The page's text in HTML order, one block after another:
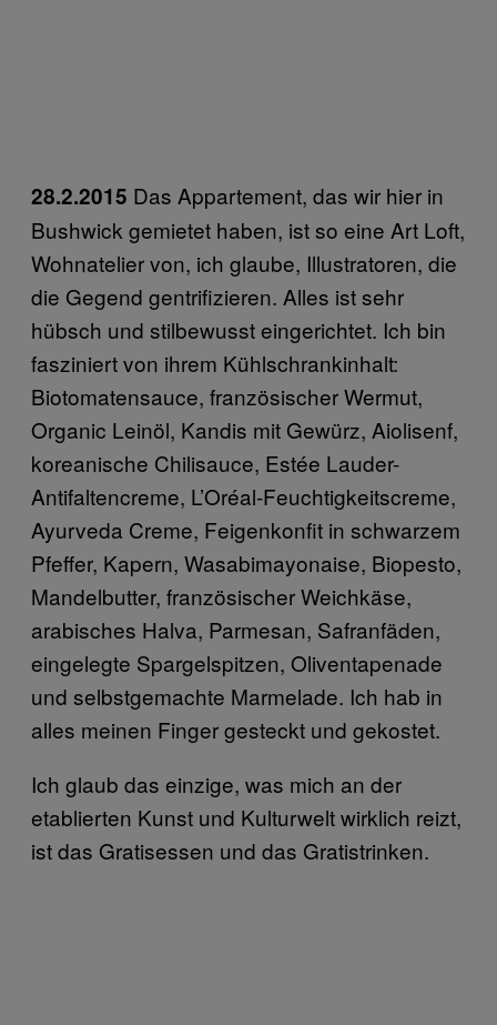
28.2.2015 Das Appartement, das wir hier in
Bushwick gemietet haben, ist so eine Art Loft,
Wohnatelier von, ich glaube, Illustratoren, die
die Gegend gentrifizieren. Alles ist sehr
hübsch und stilbewusst eingerichtet. Ich bin
fasziniert von ihrem Kühlschrankinhalt:
Biotomatensauce, französischer Wermut,
Organic Leinöl, Kandis mit Gewürz, Aiolisenf,
koreanische Chilisauce, Estée Lauder-
Antifaltencreme, L’Oréal-Feuchtigkeitscreme,
Ayurveda Creme, Feigenkonfit in schwarzem
Pfeffer, Kapern, Wasabimayonaise, Biopesto,
Mandelbutter, französischer Weichkäse,
arabisches Halva, Parmesan, Safranfäden,
eingelegte Spargelspitzen, Oliventapenade
und selbstgemachte Marmelade. Ich hab in
alles meinen Finger gesteckt und gekostet.
Ich glaub das einzige, was mich an der
etablierten Kunst und Kulturwelt wirklich reizt,
ist das Gratisessen und das Gratistrinken.